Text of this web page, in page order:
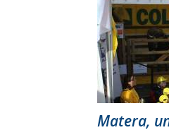
Matera,